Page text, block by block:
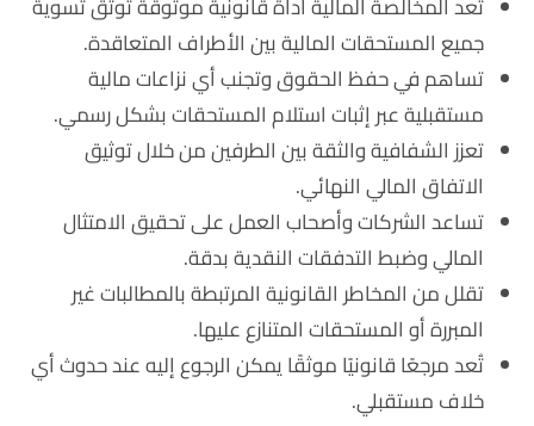
جميع المستحقات المالية بين الأطراف المتعاقدة.
تساهم في حفظ الحقوق وتجنب أي نزاعات مالية
مستقبلية عبر إثبات استلام المستحقات بشكل رسمي.
تعزز الشفافية والثقة بين الطرفين من خلال توثيق
الاتفاق المالي النهائي.
تساعد الشركات وأصحاب العمل على تحقيق الامتثال
المالي وضبط التدفقات النقدية بدقة.
تقلل من المخاطر القانونية المرتبطة بالمطالبات غير
المبررة أو المستحقات المتنازع عليها.
تُعد مرجعًا قانونيًا موثقًا يمكن الرجوع إليه عند حدوث أي
خلاف مستقبلي.